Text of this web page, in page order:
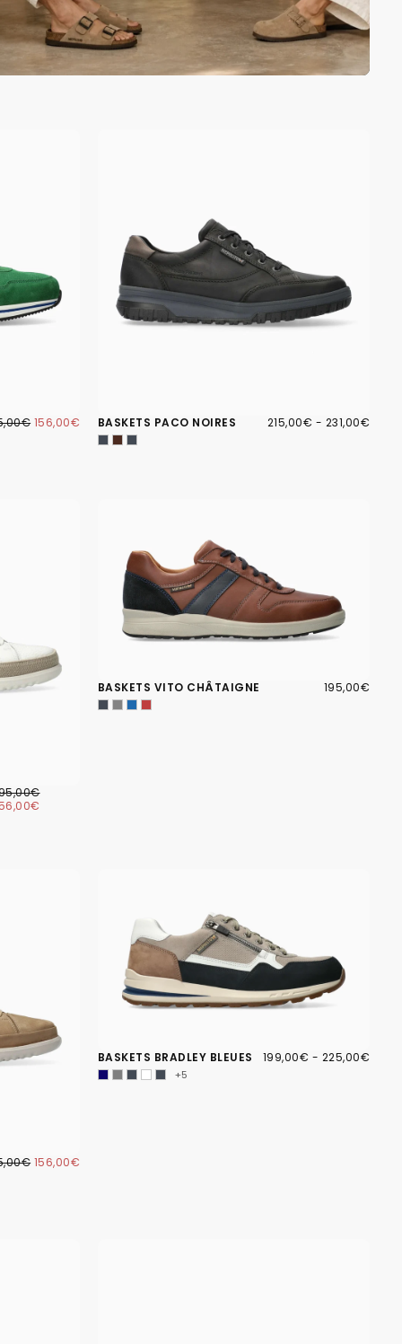
PRIX
156,00€ BASKETS PACO NOIRES 215,00€
PRIX
215,00€ - PRIX
231,00€
PRIX
BASKETS VITO CHÂTAIGNE 195,00€
PRIX
195,00€
PRIX
156,00€
BASKETS BRADLEY BLEUES 199,00€
PRIX
199,00€ - PRIX
225,00€
+5